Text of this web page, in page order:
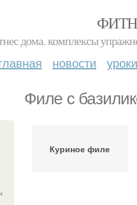
дома. комплексы
новости уроки
Филе с
Куриное филе